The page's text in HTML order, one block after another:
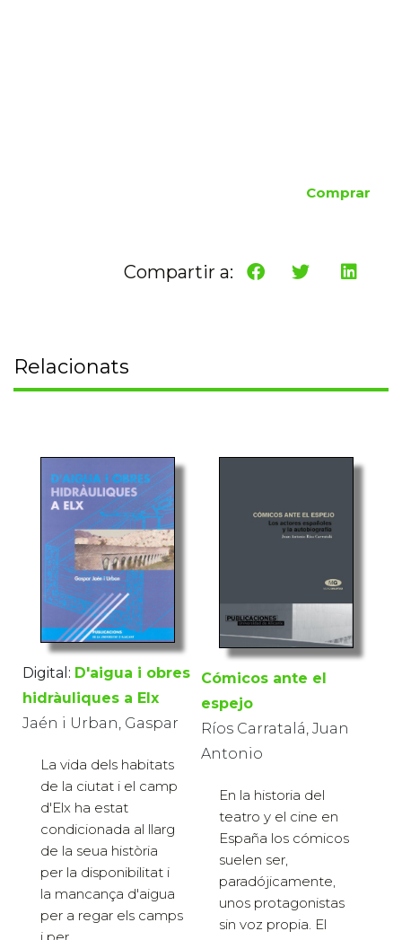
Comprar
Compartir a:
Relacionats
Digital: D'aigua i obres
hidràuliques a Elx
Jaén i Urban, Gaspar
La vida dels habitats
de la ciutat i el camp
d'Elx ha estat
condicionada al llarg
de la seua història
per la disponibilitat i
la mancança d'aigua
per a regar els camps
Cómicos ante el
espejo
Ríos Carratalá, Juan
Antonio
En la historia del
teatro y el cine en
España los cómicos
suelen ser,
paradójicamente,
unos protagonistas
sin voz propia. El